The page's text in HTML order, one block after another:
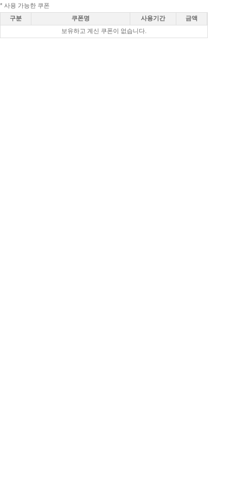
* 사용 가능한 쿠폰
구분
쿠폰명 사용기간
금액
보유하고 계신 쿠폰이 없습니다.